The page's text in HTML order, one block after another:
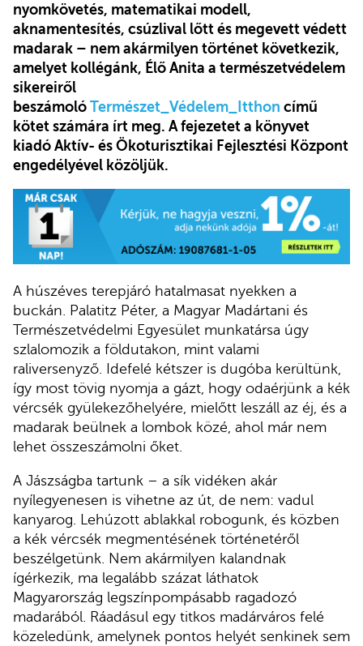
nyomkövetés, matematikai modell,
aknamentesítés, csúzlival lőtt és megevett védett
madarak – nem akármilyen történet következik,
amelyet kollégánk, Élő Anita a természetvédelem
sikereiről
beszámoló Természet_Védelem_Itthon című
kötet számára írt meg. A fejezetet a könyvet
kiadó Aktív- és Ökoturisztikai Fejlesztési Központ
engedélyével közöljük.
A húszéves terepjáró hatalmasat nyekken a
buckán. Palatitz Péter, a Magyar Madártani és
Természetvédelmi Egyesület munkatársa úgy
szlalomozik a földutakon, mint valami
raliversenyző. Idefelé kétszer is dugóba kerültünk,
így most tövig nyomja a gázt, hogy odaérjünk a kék
vércsék gyülekezőhelyére, mielőtt leszáll az éj, és a
madarak beülnek a lombok közé, ahol már nem
lehet összeszámolni őket.
A Jászságba tartunk – a sík vidéken akár
nyílegyenesen is vihetne az út, de nem: vadul
kanyarog. Lehúzott ablakkal robogunk, és közben
a kék vércsék megmentésének történetéről
beszélgetünk. Nem akármilyen kalandnak
ígérkezik, ma legalább százat láthatok
Magyarország legszínpompásabb ragadozó
madarából. Ráadásul egy titkos madárváros felé
közeledünk, amelynek pontos helyét senkinek sem